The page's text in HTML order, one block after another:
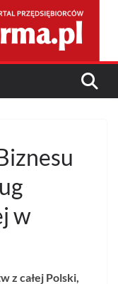
w
z całej Polski,